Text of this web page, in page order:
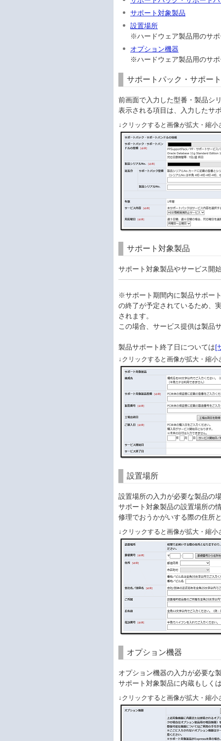
サポート対象製品
設置場所
※ハードウェア製品用のサ
オプション機器
※ハードウェア製品用のサ
サポートパック・サポー
前画面で入力した型番・製品シ
表示される項目は、入力したサ
↓クリックすると画像が拡大・縮小
サポート対象製品
サポート対象製品やサービス開
※サポート期間内に製品サポー
の終了が予定されているため、
されます。
この場合、サービス提供は製品
製品サポート終了日については[
↓クリックすると画像が拡大・縮小
設置場所
設置場所の入力が必要な製品の
サポート対象製品の設置場所の
修理でおうかがいする際の住所
↓クリックすると画像が拡大・縮小
オプション機器
オプション機器の入力が必要な
サポート対象製品に内蔵もしく
↓クリックすると画像が拡大・縮小